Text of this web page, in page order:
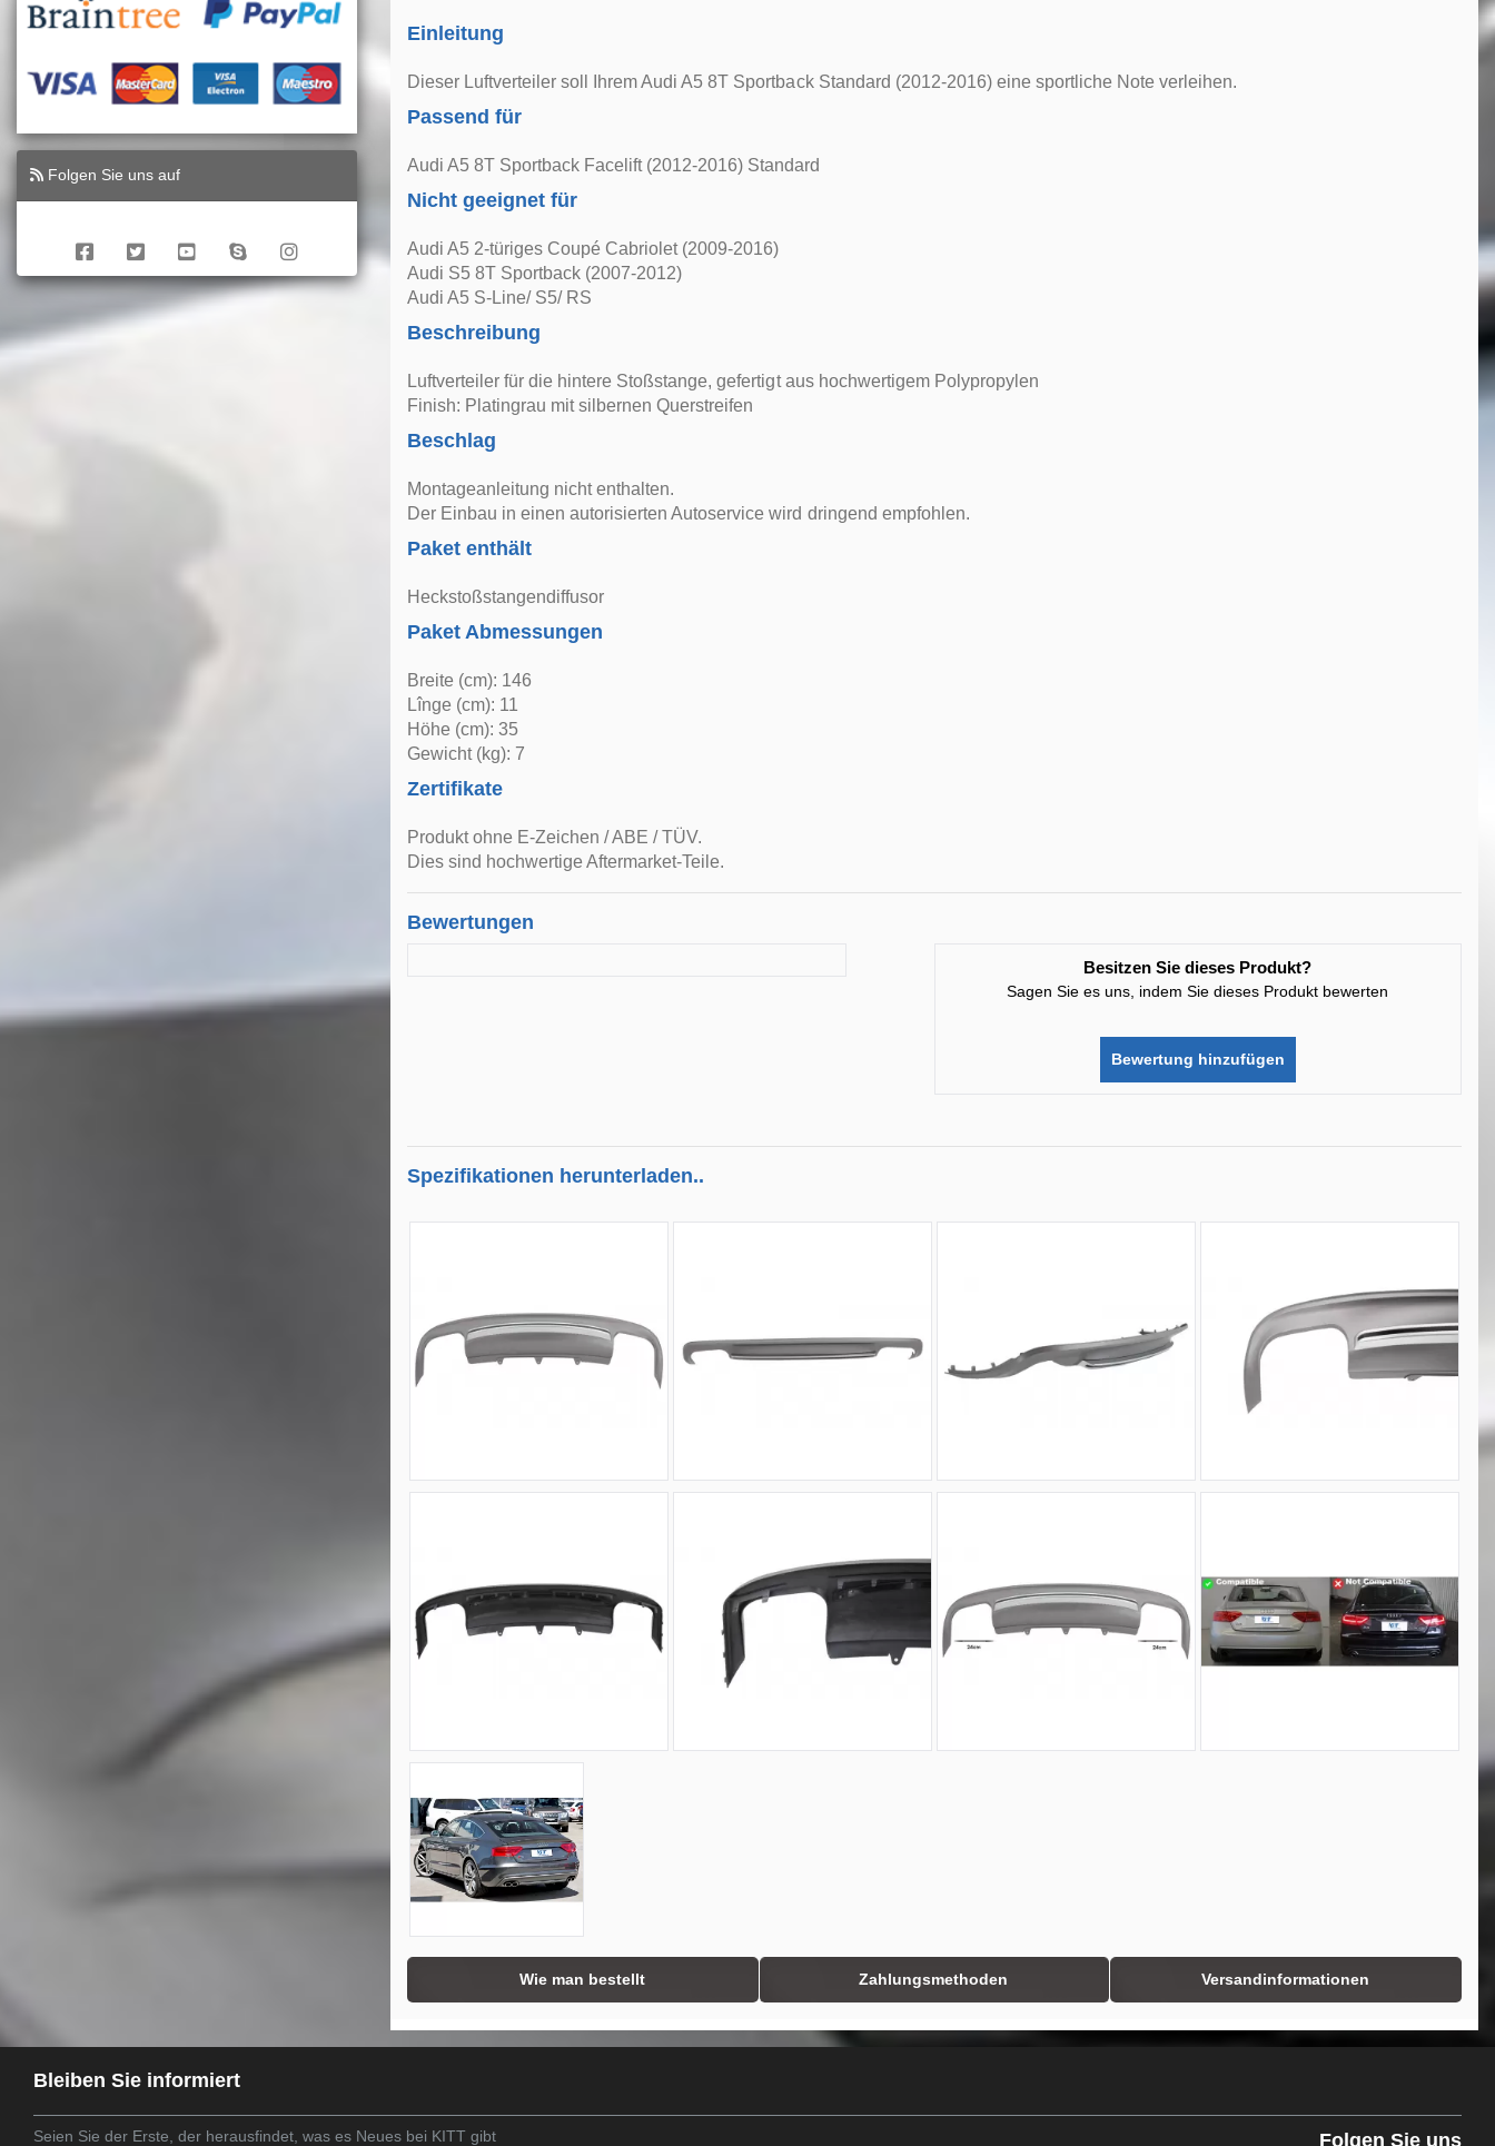
Folgen Sie uns auf
Einleitung
Dieser Luftverteiler soll Ihrem Audi A5 8T Sportback Standard (2012-2016) eine sportliche Note verleihen.
Passend für
Audi A5 8T Sportback Facelift (2012-2016) Standard
Nicht geeignet für
Audi A5 2-türiges Coupé Cabriolet (2009-2016)
Audi S5 8T Sportback (2007-2012)
Audi A5 S-Line/ S5/ RS
Beschreibung
Luftverteiler für die hintere Stoßstange, gefertigt aus hochwertigem Polypropylen
Finish: Platingrau mit silbernen Querstreifen
Beschlag
Montageanleitung nicht enthalten.
Der Einbau in einen autorisierten Autoservice wird dringend empfohlen.
Paket enthält
Heckstoßstangendiffusor
Paket Abmessungen
Breite (cm): 146
Lînge (cm): 11
Höhe (cm): 35
Gewicht (kg): 7
Zertifikate
Produkt ohne E-Zeichen / ABE / TÜV.
Dies sind hochwertige Aftermarket-Teile.
Bewertungen
Besitzen Sie dieses Produkt?
Sagen Sie es uns, indem Sie dieses Produkt bewerten
Bewertung hinzufügen
Spezifikationen herunterladen..
Wie man bestellt Zahlungsmethoden Versandinformationen
Bleiben Sie informiert
Seien Sie der Erste, der herausfindet, was es Neues bei KITT gibt Folgen Sie uns